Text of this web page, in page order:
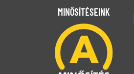
MINŐSÍTÉSEINK